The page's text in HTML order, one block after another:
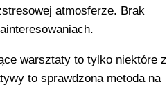
atmosferze. Brak
warsztaty to tylko niektóre z
to sprawdzona metoda na